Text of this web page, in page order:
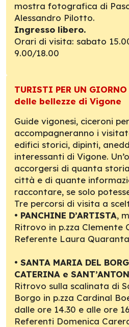
mostra fotografica di
Alessandro Pilotto.
Ingresso libero.
Orari di visita: sabato
9.00/18.00
TURISTI PER UN
delle bellezze di Vigone
Guide vigonesi, ciceroni
accompagneranno i
edifici storici, dipinti,
interessanti di Vigone.
accorgersi di quanta
città e di quante
raccontare, se solo
Tre percorsi di visita a
• PANCHINE D’ARTISTA,
Ritrovo in p.zza Clemente
Referente Laura Quaranta
• SANTA MARIA DEL
CATERINA e
Ritrovo sulla scalinata di
Borgo in p.zza Cardinal
dalle ore 14.30 e alle ore
Referenti Domenica